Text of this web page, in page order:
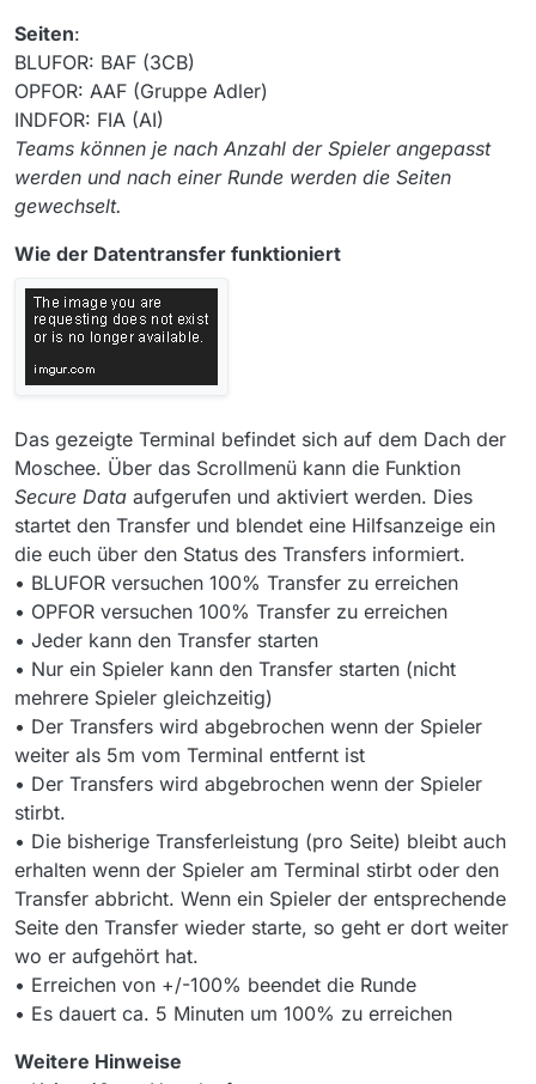
Seiten:
BLUFOR: BAF (3CB)
OPFOR: AAF (Gruppe Adler)
INDFOR: FIA (AI)
Teams können je nach Anzahl der Spieler angepasst
werden und nach einer Runde werden die Seiten
gewechselt.
Wie der Datentransfer funktioniert
Das gezeigte Terminal befindet sich auf dem Dach der
Moschee. Über das Scrollmenü kann die Funktion
Secure Data aufgerufen und aktiviert werden. Dies
startet den Transfer und blendet eine Hilfsanzeige ein
die euch über den Status des Transfers informiert.
• BLUFOR versuchen 100% Transfer zu erreichen
• OPFOR versuchen 100% Transfer zu erreichen
• Jeder kann den Transfer starten
• Nur ein Spieler kann den Transfer starten (nicht
mehrere Spieler gleichzeitig)
• Der Transfers wird abgebrochen wenn der Spieler
weiter als 5m vom Terminal entfernt ist
• Der Transfers wird abgebrochen wenn der Spieler
stirbt.
• Die bisherige Transferleistung (pro Seite) bleibt auch
erhalten wenn der Spieler am Terminal stirbt oder den
Transfer abbricht. Wenn ein Spieler der entsprechende
Seite den Transfer wieder starte, so geht er dort weiter
wo er aufgehört hat.
• Erreichen von +/-100% beendet die Runde
• Es dauert ca. 5 Minuten um 100% zu erreichen
Weitere Hinweise